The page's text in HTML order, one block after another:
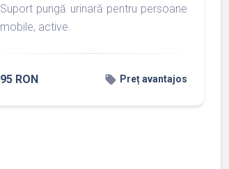
Suport pungă urinară pentru persoane
mobile, active.
95 RON local_offer Preț avantajos